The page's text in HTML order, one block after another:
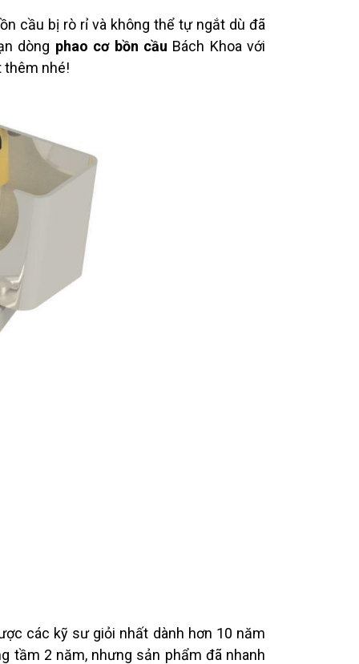
cầu bị rò rỉ và không thể tự ngắt dù đã
dòng phao cơ bồn cầu Bách Khoa với
thêm nhé!
các kỹ sư giỏi nhất dành hơn 10 năm
tầm 2 năm, nhưng sản phẩm đã nhanh